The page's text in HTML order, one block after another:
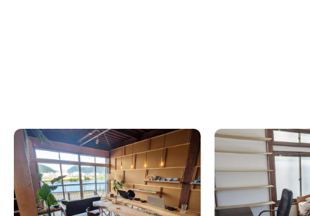
沼津C邸
静岡県 ゲストハウス
【JR沼津駅から徒歩15分】川のほとりで、
水音に癒やされる暮らし
この家からの距離 6km
三島C邸
シェアハウス
【JR三島駅から徒歩
三島のシェアハウス
この家からの距離 10km